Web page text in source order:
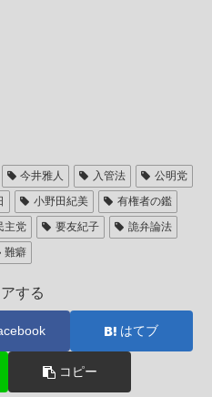
今井雅人 入管法
公明党
小野田紀美
有権者の鑑
主党 要友紀子
詭弁論法
難癖
する
はてブ
コピー